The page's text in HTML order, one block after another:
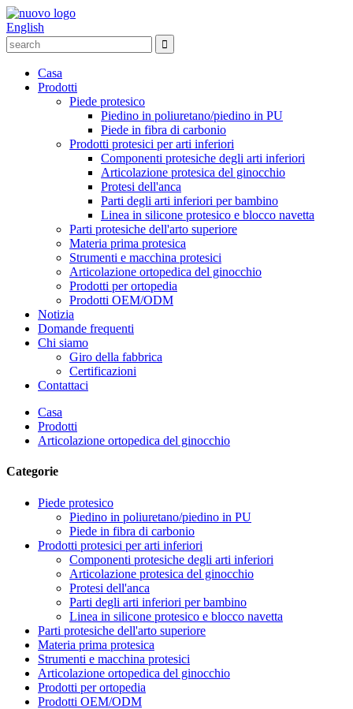
English
Casa
Prodotti
Piede protesico
Piedino in poliuretano/piedino in PU
Piede in fibra di carbonio
Prodotti protesici per arti inferiori
Componenti protesiche degli arti inferiori
Articolazione protesica del ginocchio
Protesi dell'anca
Parti degli arti inferiori per bambino
Linea in silicone protesico e blocco navetta
Parti protesiche dell'arto superiore
Materia prima protesica
Strumenti e macchina protesici
Articolazione ortopedica del ginocchio
Prodotti per ortopedia
Prodotti OEM/ODM
Notizia
Domande frequenti
Chi siamo
Giro della fabbrica
Certificazioni
Contattaci
Casa
Prodotti
Articolazione ortopedica del ginocchio
Categorie
Piede protesico
Piedino in poliuretano/piedino in PU
Piede in fibra di carbonio
Prodotti protesici per arti inferiori
Componenti protesiche degli arti inferiori
Articolazione protesica del ginocchio
Protesi dell'anca
Parti degli arti inferiori per bambino
Linea in silicone protesico e blocco navetta
Parti protesiche dell'arto superiore
Materia prima protesica
Strumenti e macchina protesici
Articolazione ortopedica del ginocchio
Prodotti per ortopedia
Prodotti OEM/ODM